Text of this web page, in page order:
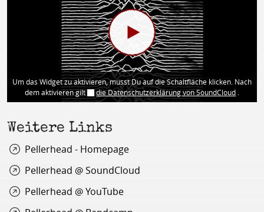
Um das Widget zu aktivieren, musst Du auf die Schaltfläche klicken. Nach
dem aktivieren gilt
die Datenschutzerklärung von SoundCloud
Weitere Links
Pellerhead - Homepage
Pellerhead @ SoundCloud
Pellerhead @ YouTube